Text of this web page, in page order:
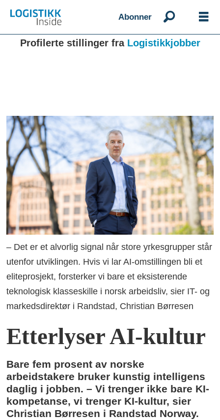
Abonner
Profilerte stillinger fra Logistikkjobber
– Det er et alvorlig signal når store yrkesgrupper står
utenfor utviklingen. Hvis vi lar AI-omstillingen bli et
eliteprosjekt, forsterker vi bare et eksisterende
teknologisk klasseskille i norsk arbeidsliv, sier IT- og
markedsdirektør i Randstad, Christian Børresen
Etterlyser AI-kultur
Bare fem prosent av norske
arbeidstakere bruker kunstig intelligens
daglig i jobben. – Vi trenger ikke bare KI-
kompetanse, vi trenger KI-kultur, sier
Christian Børresen i Randstad Norway.